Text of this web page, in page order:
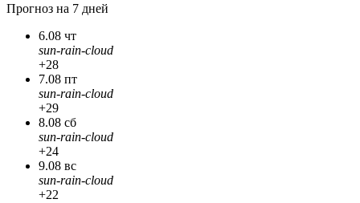
Прогноз на 7 дней
6.08 чт
sun-rain-cloud
+28
7.08 пт
sun-rain-cloud
+29
8.08 сб
sun-rain-cloud
+24
9.08 вс
sun-rain-cloud
+22